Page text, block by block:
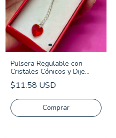
Pulsera Regulable con
Cristales Cónicos y Dije
Cristal Corazón - Plata 925
$11.58 USD
Comprar